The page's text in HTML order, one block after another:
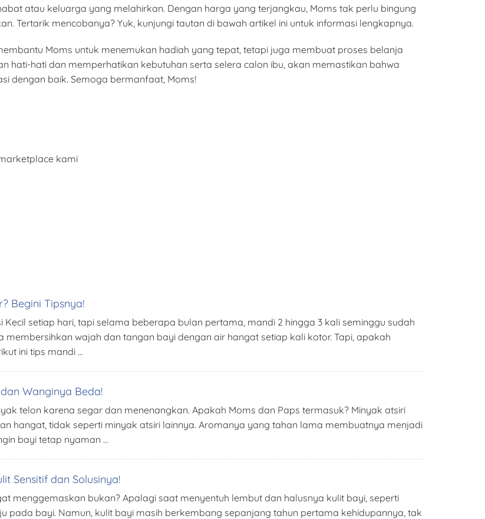
atau keluarga yang melahirkan. Dengan harga yang terjangkau, Moms tak perlu bingung
Tertarik mencobanya? Yuk, kunjungi tautan di bawah artikel ini untuk informasi lengkapnya.
Moms untuk menemukan hadiah yang tepat, tetapi juga membuat proses belanja
hati-hati dan memperhatikan kebutuhan serta selera calon ibu, akan memastikan bahwa
dengan baik. Semoga bermanfaat, Moms!
kami
Begini Tipsnya!
setiap hari, tapi selama beberapa bulan pertama, mandi 2 hingga 3 kali seminggu sudah
wajah dan tangan bayi dengan air hangat setiap kali kotor. Tapi, apakah
ini tips mandi …
Wanginya Beda!
telon karena segar dan menenangkan. Apakah Moms dan Paps termasuk? Minyak atsiri
hangat, tidak seperti minyak atsiri lainnya. Aromanya yang tahan lama membuatnya menjadi
bayi tetap nyaman …
Sensitif dan Solusinya!
menggemaskan bukan? Apalagi saat menyentuh lembut dan halusnya kulit bayi, seperti
bayi. Namun, kulit bayi masih berkembang sepanjang tahun pertama kehidupannya, tak